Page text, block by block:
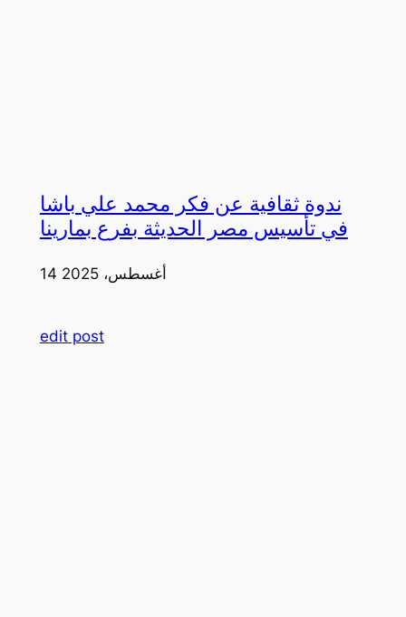
ندوة ثقافية عن فكر محمد علي باشا
في تأسيس مصر الحديثة بفرع بمارينا
14 أغسطس، 2025
edit post